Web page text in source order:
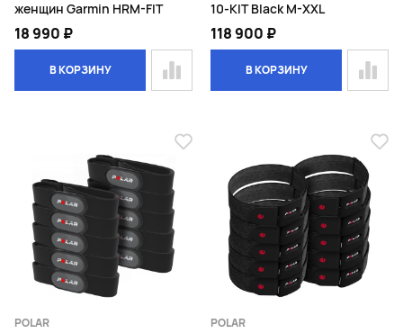
женщин Garmin HRM-FIT
18 990 ₽
В КОРЗИНУ
10-KIT Black M-XXL
118 900 ₽
В КОРЗИНУ
POLAR POLAR